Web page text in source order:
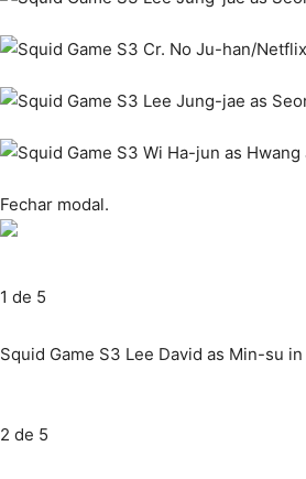
Fechar modal.
1 de 5
Squid Game S3 Lee David as Min-su
2 de 5